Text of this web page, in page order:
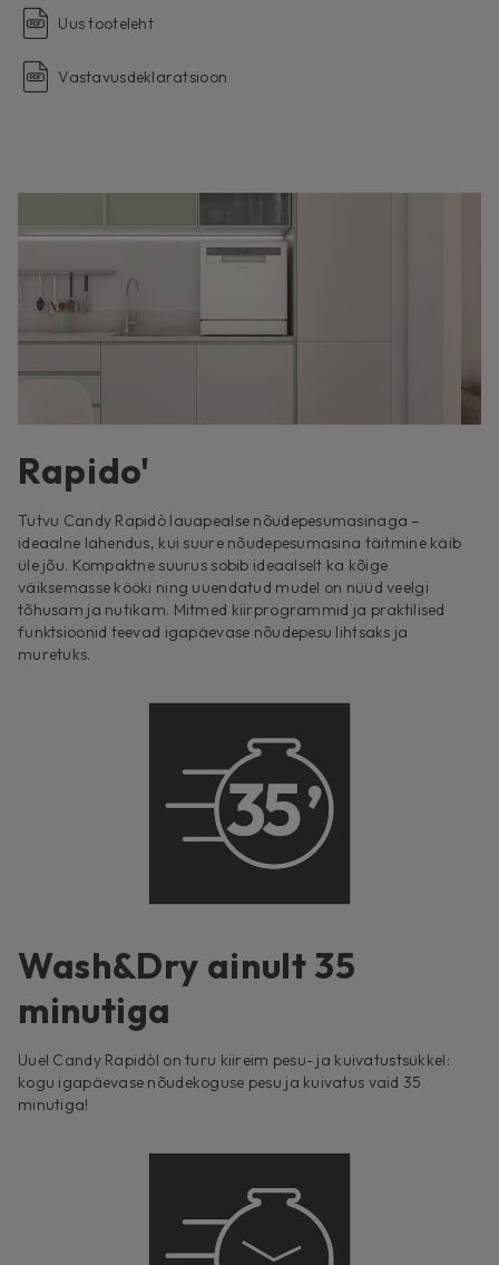
Uus tooteleht
Vastavusdeklaratsioon
Rapido'
Tutvu Candy Rapidò lauapealse nõudepesumasinaga –
ideaalne lahendus, kui suure nõudepesumasina täitmine käib
üle jõu. Kompaktne suurus sobib ideaalselt ka kõige
väiksemasse kööki ning uuendatud mudel on nüüd veelgi
tõhusam ja nutikam. Mitmed kiirprogrammid ja praktilised
funktsioonid teevad igapäevase nõudepesu lihtsaks ja
muretuks.
Wash&Dry ainult 35
minutiga
Uuel Candy Rapidòl on turu kiireim pesu- ja kuivatustsükkel:
kogu igapäevase nõudekoguse pesu ja kuivatus vaid 35
minutiga!